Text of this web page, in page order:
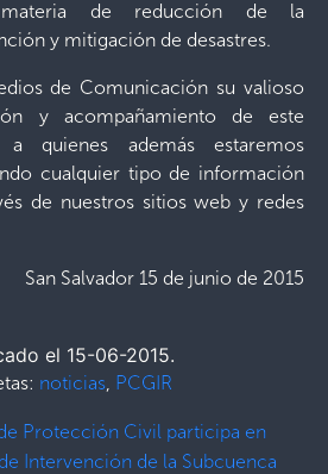
materia de reducción de la
y mitigación de desastres.
de Comunicación su valioso
y acompañamiento de este
quienes además estaremos
cualquier tipo de información
de nuestros sitios web y redes
San Salvador 15 de junio de 2015
el 15-06-2015.
noticias, PCGIR
Protección Civil participa en
Intervención de la Subcuenca